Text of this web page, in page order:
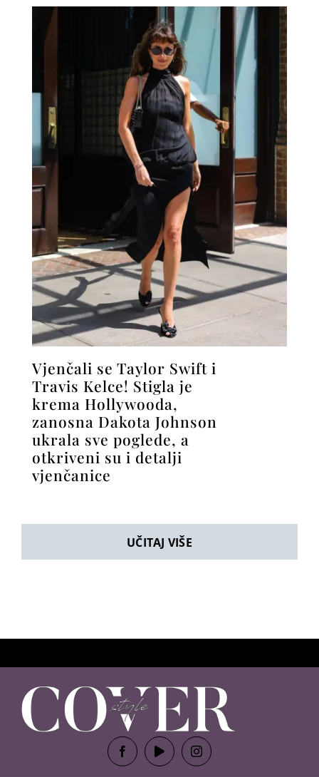
Vjenčali se Taylor Swift i
Travis Kelce! Stigla je
krema Hollywooda,
zanosna Dakota Johnson
ukrala sve poglede, a
otkriveni su i detalji
vjenčanice
UČITAJ VIŠE